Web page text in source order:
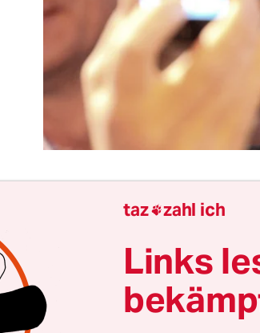
Anspruch, den wir an
Sie sollen anregend und
Stanzenroboter sein.
in den sozialen Netzwerken und
werden aus dem Kontext
taz zahl ich
Links